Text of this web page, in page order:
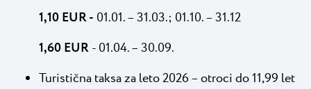
1,10 EUR - 01.01. – 31.03.; 01.10. – 31.12
1,60 EUR- 01.04. – 30.09.
Turistična taksa za leto 2026 – otroci do 11,99 let